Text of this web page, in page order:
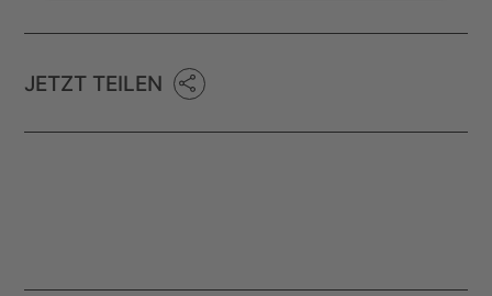
JETZT TEILEN